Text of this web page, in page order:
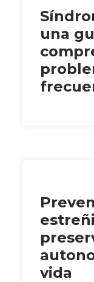
una
vida